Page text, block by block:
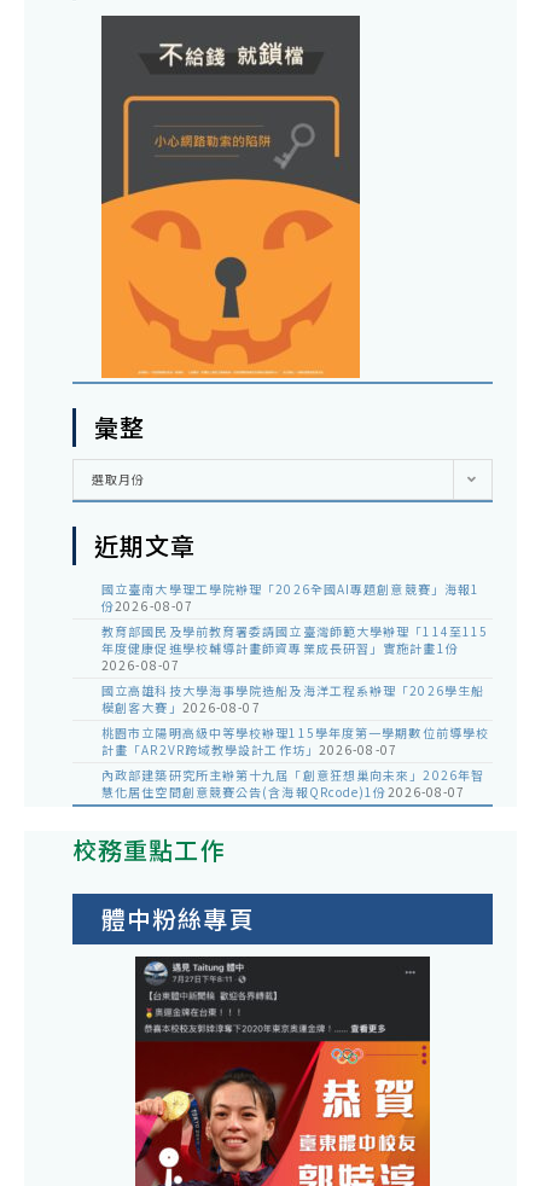
彙整
彙
選取月份
近期文章
國立臺南大學理工學院辦理「2026全國AI專題創意競賽」海報1
份2026-08-07
教育部國民及學前教育署委請國立臺灣師範大學辦理「114至115
年度健康促進學校輔導計畫師資專業成長研習」實施計畫1份
2026-08-07
國立高雄科技大學海事學院造船及海洋工程系辦理「2026學生船
模創客大賽」 2026-08-07
桃園市立陽明高級中等學校辦理115學年度第一學期數位前導學校
計畫「AR2VR跨域教學設計工作坊」 2026-08-07
內政部建築研究所主辦第十九屆「創意狂想巢向未來」2026年智
慧化居住空間創意競賽公告(含海報QRcode)1份2026-08-07
校務重點工作
體中粉絲專頁